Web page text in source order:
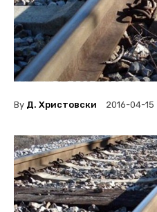
By Д. Христовски 2016-04-15